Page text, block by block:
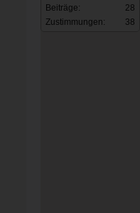
Beiträge:
28
Zustimmungen:
38